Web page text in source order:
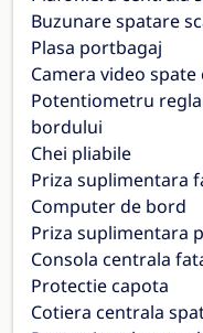
Buzunare spatare
Plasa portbagaj
Camera video
Potentiometru
bordului
Chei pliabile
Priza suplimentara
Computer de bord
Priza suplimentara
Consola centrala
Protectie capota
Cotiera centrala